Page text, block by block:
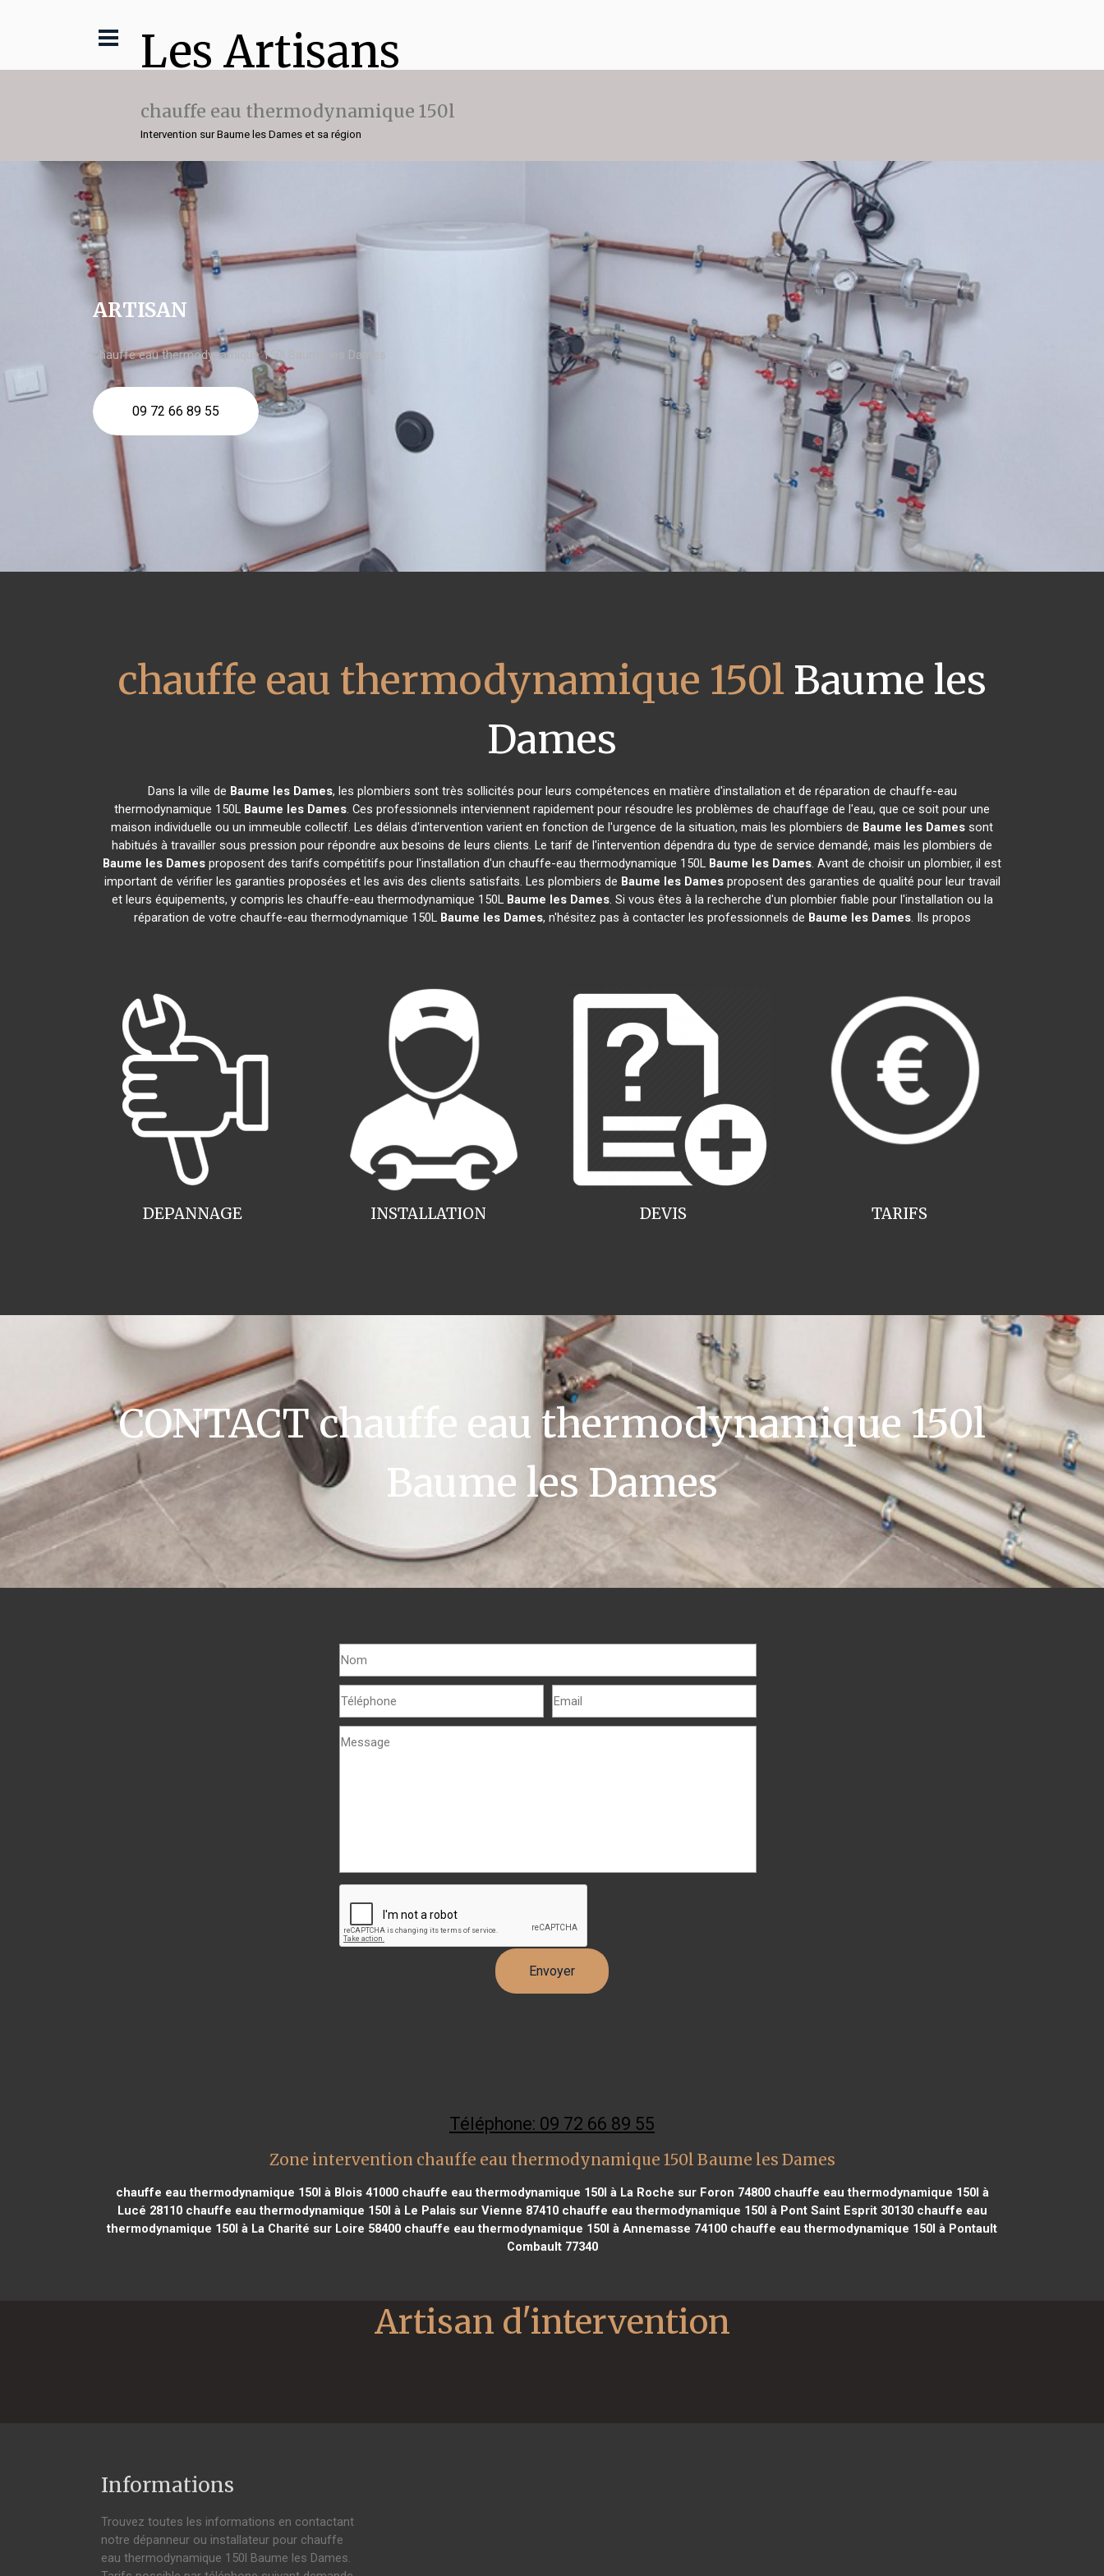
Les Artisans
chauffe eau thermodynamique 150l
Intervention sur Baume les Dames et sa région
ARTISAN
chauffe eau thermodynamique 150l Baume les Dames
09 72 66 89 55
chauffe eau thermodynamique 150l Baume les
Dames
Dans la ville de Baume les Dames, les plombiers sont très sollicités pour leurs compétences en matière d'installation et de réparation de chauffe-eau
thermodynamique 150L Baume les Dames. Ces professionnels interviennent rapidement pour résoudre les problèmes de chauffage de l'eau, que ce soit pour une
maison individuelle ou un immeuble collectif. Les délais d'intervention varient en fonction de l'urgence de la situation, mais les plombiers de Baume les Dames sont
habitués à travailler sous pression pour répondre aux besoins de leurs clients. Le tarif de l'intervention dépendra du type de service demandé, mais les plombiers de
Baume les Dames proposent des tarifs compétitifs pour l'installation d'un chauffe-eau thermodynamique 150L Baume les Dames. Avant de choisir un plombier, il est
important de vérifier les garanties proposées et les avis des clients satisfaits. Les plombiers de Baume les Damesproposent des garanties de qualité pour leur travail
et leurs équipements, y compris les chauffe-eau thermodynamique 150L Baume les Dames. Si vous êtes à la recherche d'un plombier fiable pour l'installation ou la
réparation de votre chauffe-eau thermodynamique 150L Baume les Dames, n'hésitez pas à contacter les professionnels de Baume les Dames. Ils propos
INSTALLATION
DEPANNAGE TARIFS
DEVIS
CONTACT chauffe eau thermodynamique 150l
Baume les Dames
Téléphone: 09 72 66 89 55
Zone intervention chauffe eau thermodynamique 150l Baume les Dames
chauffe eau thermodynamique 150l à Blois 41000chauffe eau thermodynamique 150l à La Roche sur Foron 74800chauffe eau thermodynamique 150l à
Lucé 28110chauffe eau thermodynamique 150l à Le Palais sur Vienne 87410chauffe eau thermodynamique 150l à Pont Saint Esprit 30130chauffe eau
thermodynamique 150l à La Charité sur Loire 58400 chauffe eau thermodynamique 150l à Annemasse 74100 chauffe eau thermodynamique 150l à Pontault
Combault 77340
Informations
Trouvez toutes les informations en contactant
notre dépanneur ou installateur pour chauffe
eau thermodynamique 150l Baume les Dames.
Artisan d'intervention